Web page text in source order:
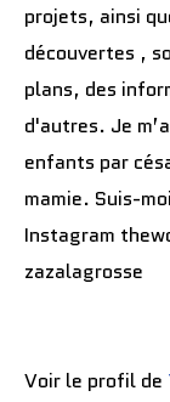
projets, ainsi
découvertes ,
plans, des
d'autres. Je
enfants par
mamie. Suis-
Instagram
zazalagrosse
Voir le profil de